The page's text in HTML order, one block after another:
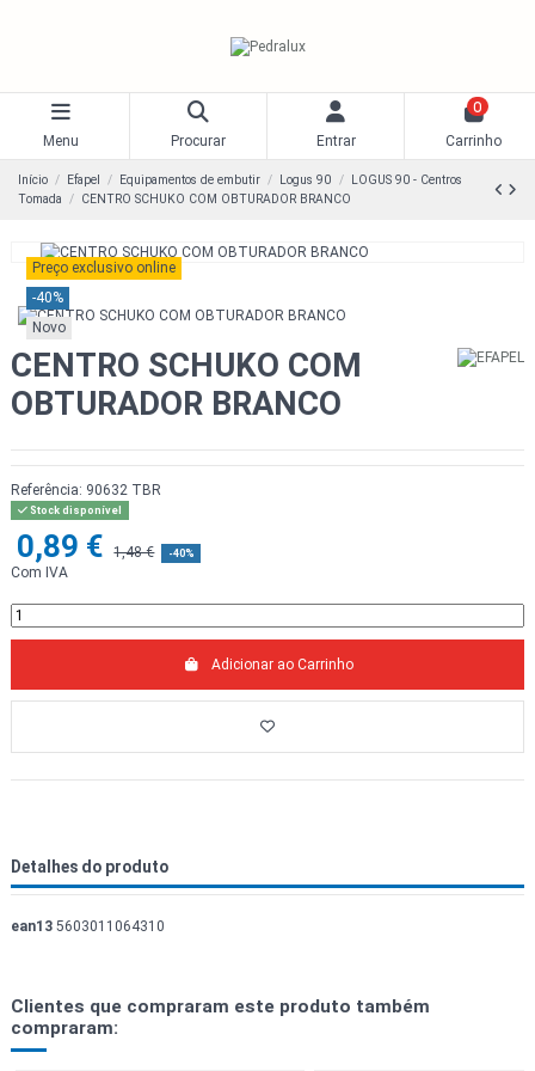
Menu Procurar Entrar
0
Carrinho
Início Efapel Equipamentos de embutir Logus 90
LOGUS 90 - Centros
Tomada
CENTRO SCHUKO COM OBTURADOR BRANCO
Preço exclusivo online
-40%
Novo
CENTRO SCHUKO COM
OBTURADOR BRANCO
Referência: 90632 TBR
Stock disponível
0,89 € 1,48 € -40%
Com IVA
Adicionar ao Carrinho
Detalhes do produto
ean13 5603011064310
Clientes que compraram este produto também
compraram: